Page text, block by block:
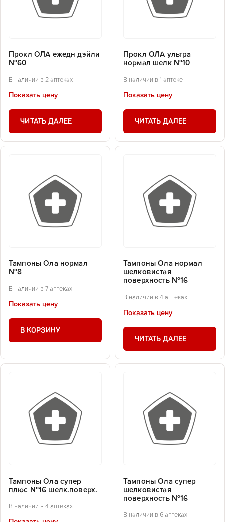
Прокл ОЛА ежедн дэйли
№60
В наличии в 2 аптеках
Показать цену
ЧИТАТЬ ДАЛЕЕ
Прокл ОЛА ультра
нормал шелк №10
В наличии в 1 аптеке
Показать цену
ЧИТАТЬ ДАЛЕЕ
Тампоны Ола нормал
№8
В наличии в 7 аптеках
Показать цену
В КОРЗИНУ
Тампоны Ола нормал
шелковистая
поверхность №16
В наличии в 4 аптеках
Показать цену
ЧИТАТЬ ДАЛЕЕ
Тампоны Ола супер
плюс №16 шелк.поверх.
В наличии в 4 аптеках
Тампоны Ола супер
шелковистая
поверхность №16
В наличии в 6 аптеках